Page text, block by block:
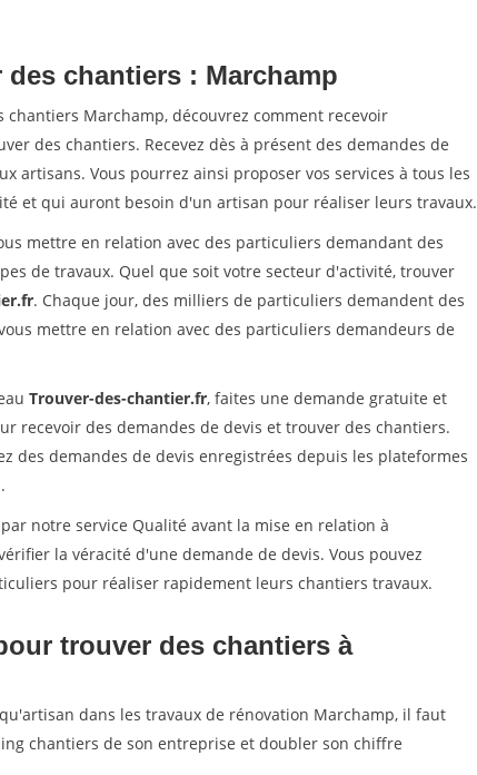
chantiers : Marchamp
chantiers Marchamp, découvrez comment recevoir
des chantiers. Recevez dès à présent des demandes de
artisans. Vous pourrez ainsi proposer vos services à tous les
et qui auront besoin d'un artisan pour réaliser leurs travaux.
mettre en relation avec des particuliers demandant des
de travaux. Quel que soit votre secteur d'activité, trouver
. Chaque jour, des milliers de particuliers demandent des
mettre en relation avec des particuliers demandeurs de
Trouver-des-chantier.fr, faites une demande gratuite et
recevoir des demandes de devis et trouver des chantiers.
des demandes de devis enregistrées depuis les plateformes
notre service Qualité avant la mise en relation à
la véracité d'une demande de devis. Vous pouvez
pour réaliser rapidement leurs chantiers travaux.
trouver des chantiers à
dans les travaux de rénovation Marchamp, il faut
chantiers de son entreprise et doubler son chiffre